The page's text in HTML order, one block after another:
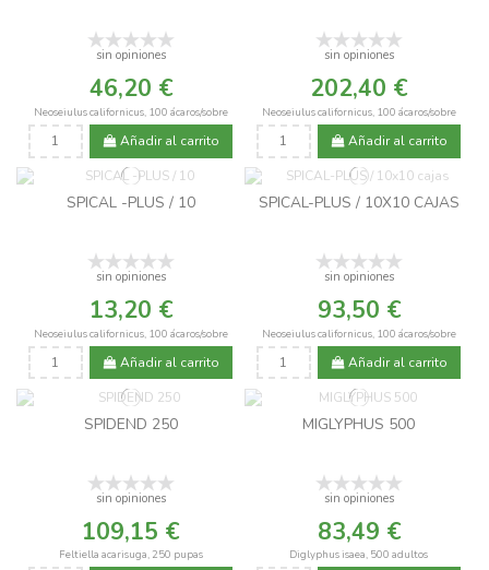
sin opiniones
46,20 €
Neoseiulus californicus, 100 ácaros/sobre
Añadir al carrito
sin opiniones
202,40 €
Neoseiulus californicus, 100 ácaros/sobre
Añadir al carrito
SPICAL -PLUS / 10
sin opiniones
13,20 €
Neoseiulus californicus, 100 ácaros/sobre
Añadir al carrito
SPICAL-PLUS / 10X10 CAJAS
sin opiniones
93,50 €
Neoseiulus californicus, 100 ácaros/sobre
Añadir al carrito
SPIDEND 250
sin opiniones
109,15 €
Feltiella acarisuga, 250 pupas
MIGLYPHUS 500
sin opiniones
83,49 €
Diglyphus isaea, 500 adultos